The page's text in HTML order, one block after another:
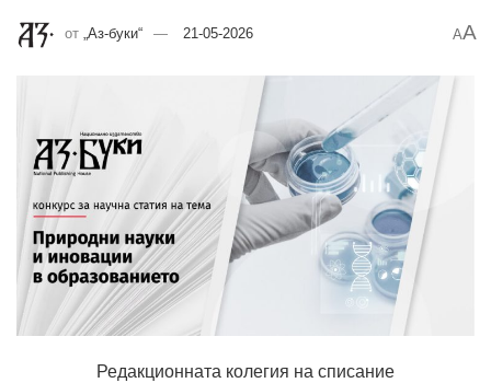
от „Аз-буки“ 21-05-2026 AA
Редакционната колегия на списание